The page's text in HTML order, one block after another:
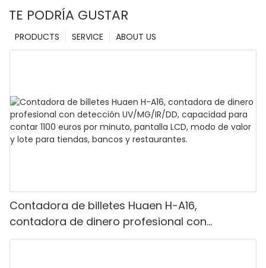
TE PODRÍA GUSTAR
ABOUT US
SERVICE
PRODUCTS
Contadora de billetes Huaen H-A16,
contadora de dinero profesional con
detección UV/MG/IR/DD, capacidad para